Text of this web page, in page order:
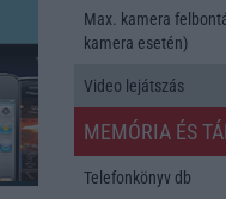
Max. kamera
kamera esetén)
Video lejátszás
MEMÓRIA ÉS
Telefonkönyv db